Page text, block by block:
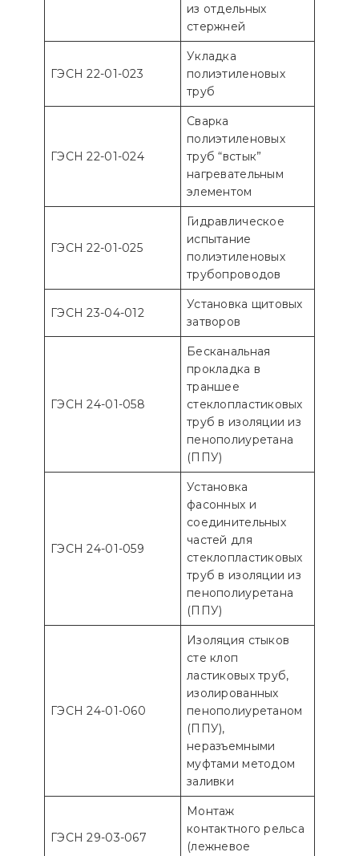
из отдельных
стержней
ГЭСН 22-01-023
Укладка
полиэтиленовых
труб
ГЭСН 22-01-024
Сварка
полиэтиленовых
труб “встык”
нагревательным
элементом
ГЭСН 22-01-025
Гидравлическое
испытание
полиэтиленовых
трубопроводов
ГЭСН 23-04-012
Установка щитовых
затворов
ГЭСН 24-01-058
Бесканальная
прокладка в
траншее
стеклопластиковых
труб в изоляции из
пенополиуретана
(ППУ)
ГЭСН 24-01-059
Установка
фасонных и
соединительных
частей для
стеклопластиковых
труб в изоляции из
пенополиуретана
(ППУ)
ГЭСН 24-01-060
Изоляция стыков
сте клоп
ластиковых труб,
изолированных
пенополиуретаном
(ППУ),
неразъемными
муфтами методом
заливки
ГЭСН 29-03-067
Монтаж
контактного рельса
(лежневое